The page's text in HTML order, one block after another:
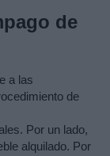
de
a las
de
Por un lado,
alquilado. Por